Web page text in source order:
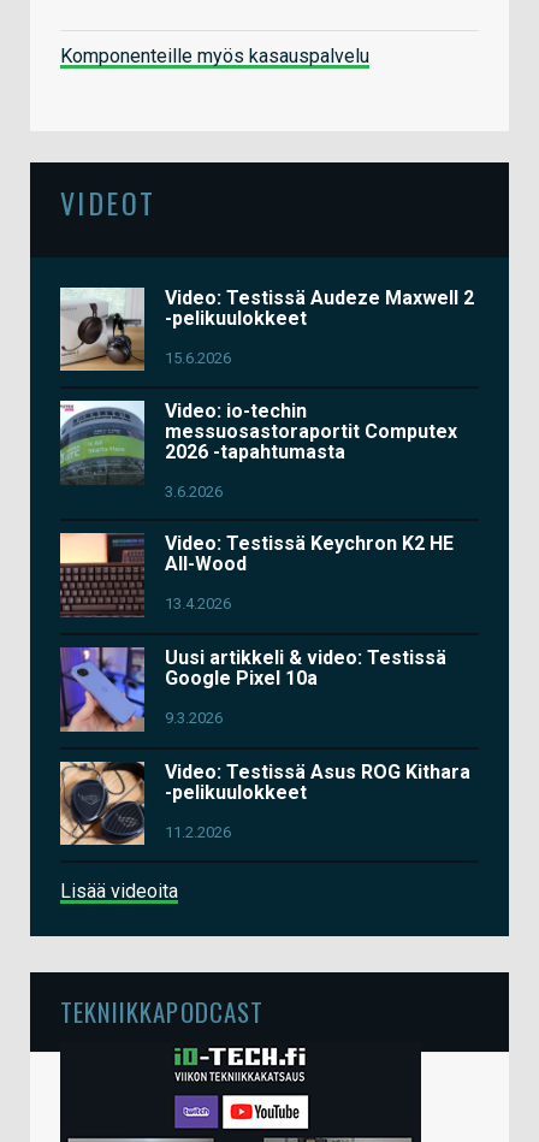
Komponenteille myös kasauspalvelu
VIDEOT
Video: Testissä Audeze Maxwell 2
-pelikuulokkeet
15.6.2026
Video: io-techin
messuosastoraportit Computex
2026 -tapahtumasta
3.6.2026
Video: Testissä Keychron K2 HE
All-Wood
13.4.2026
Uusi artikkeli & video: Testissä
Google Pixel 10a
9.3.2026
Video: Testissä Asus ROG Kithara
-pelikuulokkeet
11.2.2026
Lisää videoita
TEKNIIKKAPODCAST